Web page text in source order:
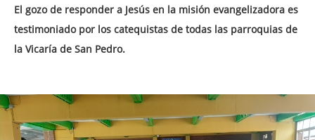
El gozo de responder a Jesús en la misión evangelizadora es
testimoniado por los catequistas de todas las parroquias de
la Vicaría de San Pedro.